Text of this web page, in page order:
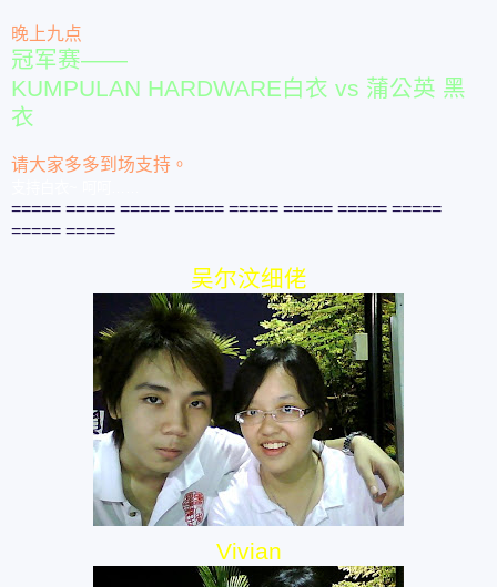
晚上九点
冠军赛——
KUMPULAN HARDWARE白衣 vs 蒲公英 黑
衣
请大家多多到场支持。
===== ===== ===== ===== ===== ===== ===== =====
===== =====
吴尔汶细佬
Vivian